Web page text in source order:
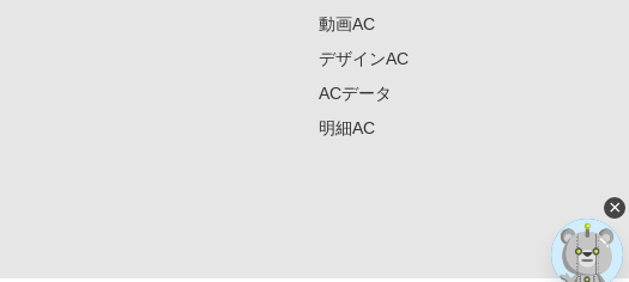
動画AC
デザインAC
ACデータ
明細AC
×